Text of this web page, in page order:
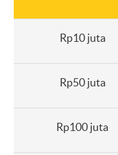
Rp10 juta
Rp50 juta
Rp100 juta